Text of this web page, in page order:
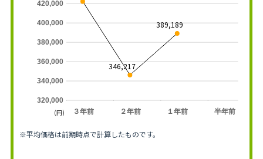
３年前 ２年前 １年前 半年前
320,000
340,000
360,000
380,000
400,000
420,000
346,217
389,189
(円)
※平均価格は前期時点で計算したものです。